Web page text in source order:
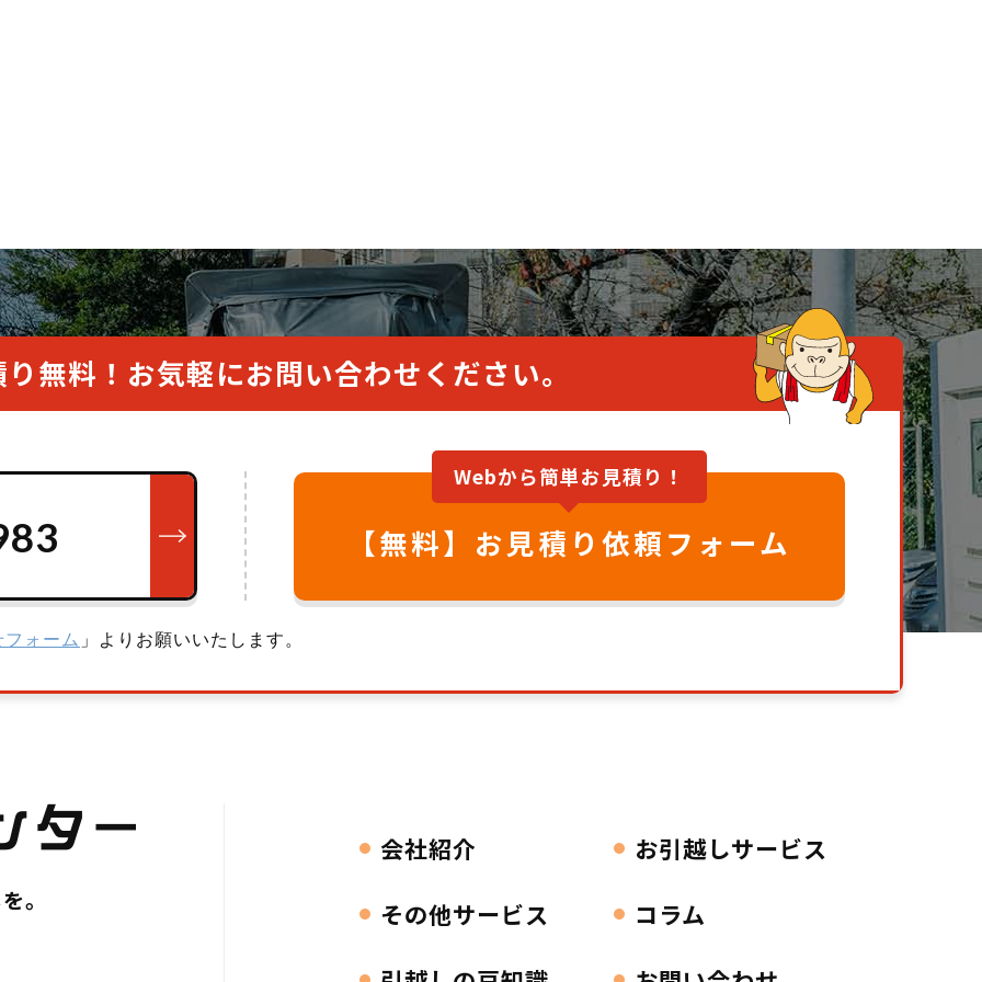
無料！ お気軽にお問い合わせください。
Webから簡単お見積り！
【無料】お見積り依頼フォーム
ォーム 」よりお願いいたします。
。
会社紹介
お引越しサービス
その他サービス
コラム